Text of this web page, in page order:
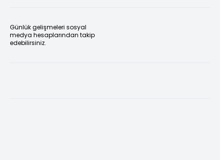
Günlük gelişmeleri sosyal
medya hesaplarından takip
edebilirsiniz.